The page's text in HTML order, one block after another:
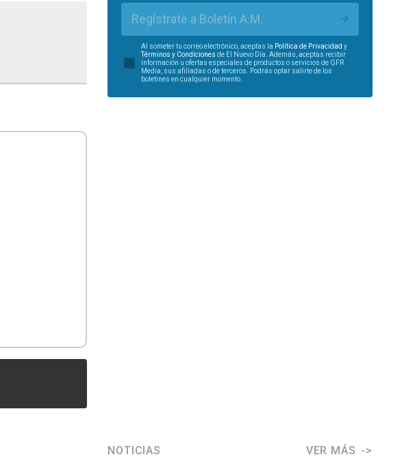
Regístrate a Boletín A.M.
Al someter tu correo electrónico, aceptas la Política de Privacidad y
Términos y Condiciones de El Nuevo Día. Además, aceptas recibir
información u ofertas especiales de productos o servicios de GFR
Media, sus afiliadas o de terceros. Podrás optar salirte de los
boletines en cualquier momento.
NOTICIAS VER MÁS